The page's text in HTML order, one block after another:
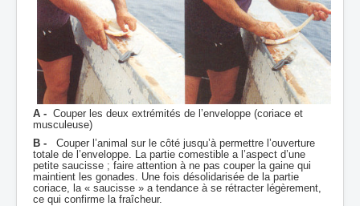
A - Couper les deux extrémités de l’enveloppe (coriace et
musculeuse)
B - Couper l’animal sur le côté jusqu’à permettre l’ouverture
totale de l’enveloppe. La partie comestible a l’aspect d’une
petite saucisse ; faire attention à ne pas couper la gaine qui
maintient les gonades. Une fois désolidarisée de la partie
coriace, la « saucisse » a tendance à se rétracter légèrement,
ce qui confirme la fraîcheur.